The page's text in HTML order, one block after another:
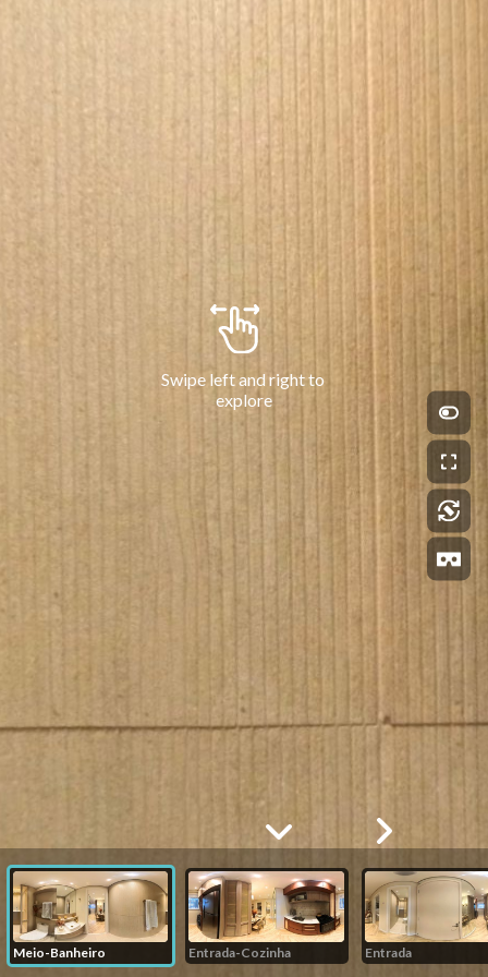
Swipe left and right to
explore
Meio-Banheiro Entrada-Cozinha Entrada